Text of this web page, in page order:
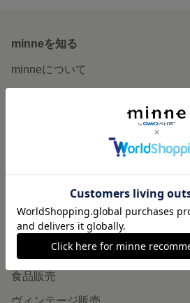
minneを知る
minneについて
作品販売について
minneで売りたい
食品販売
ヴィンテージ販売